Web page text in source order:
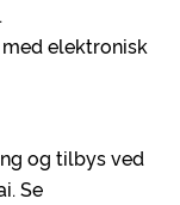
med elektronisk
og tilbys ved
Se